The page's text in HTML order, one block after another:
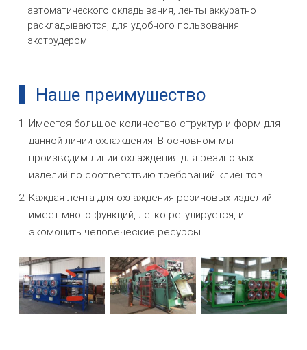
автоматического складывания, ленты аккуратно
раскладываются, для удобного пользования
экструдером.
Наше преимушество
Имеется большое количество структур и форм для
данной линии охлаждения. В основном мы
производим линии охлаждения для резиновых
изделий по соответствию требований клиентов.
Каждая лента для охлаждения резиновых изделий
имеет много функций, легко регулируется, и
экомонить человеческие ресурсы.